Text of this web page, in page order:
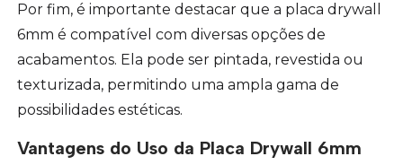
Por fim, é importante destacar que a placa drywall
6mm é compatível com diversas opções de
acabamentos. Ela pode ser pintada, revestida ou
texturizada, permitindo uma ampla gama de
possibilidades estéticas.
Vantagens do Uso da Placa Drywall 6mm